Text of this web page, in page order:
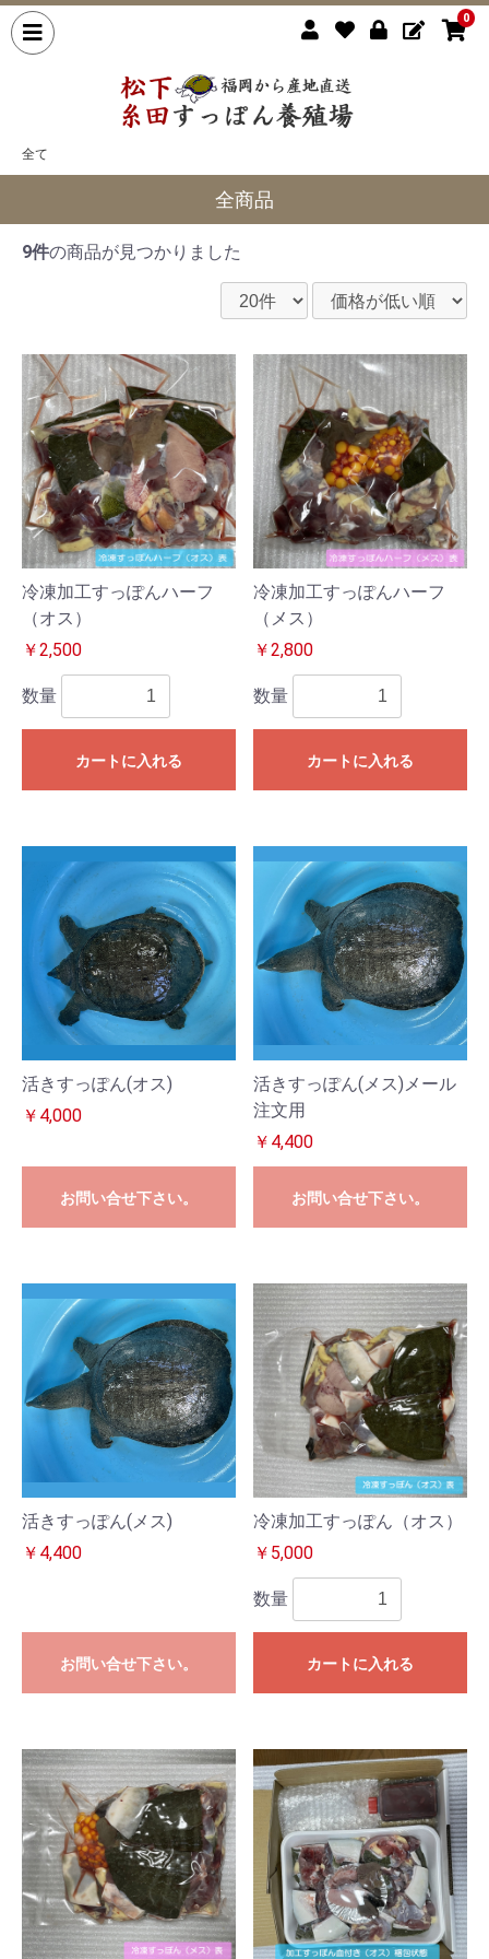
0
全て
全商品
9件の商品が見つかりました
冷凍加工すっぽんハーフ
（オス）
￥2,500
数量
カートに入れる
冷凍加工すっぽんハーフ
（メス）
￥2,800
数量
カートに入れる
活きすっぽん(オス)
￥4,000
お問い合せ下さい。
活きすっぽん(メス)メール
注文用
￥4,400
お問い合せ下さい。
活きすっぽん(メス)
￥4,400
お問い合せ下さい。
冷凍加工すっぽん（オス）
￥5,000
数量
カートに入れる